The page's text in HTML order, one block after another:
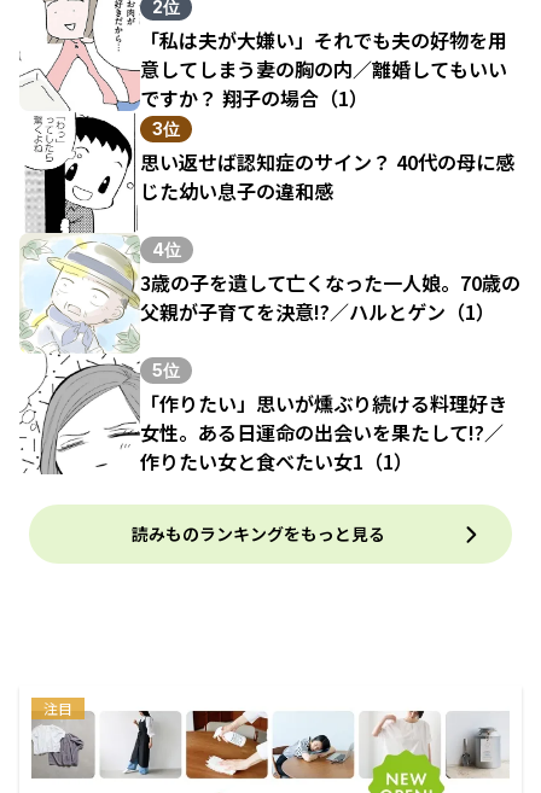
2位
「私は夫が大嫌い」それでも夫の好物を用
意してしまう妻の胸の内／離婚してもいい
ですか？ 翔子の場合（1）
3位
思い返せば認知症のサイン？ 40代の母に感
じた幼い息子の違和感
4位
3歳の子を遺して亡くなった一人娘。70歳の
父親が子育てを決意!?／ハルとゲン（1）
5位
「作りたい」思いが燻ぶり続ける料理好き
女性。ある日運命の出会いを果たして!?／
作りたい女と食べたい女1（1）
読みものランキングをもっと見る
注目